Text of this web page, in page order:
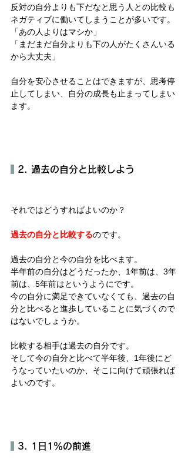
反対の自分よりも下だなと思う人との比較も
ネガティブに働いてしまうことが多いです。
「あの人よりはマシか」
「まだまだ自分よりも下の人がたくさんいる
から大丈夫」
自分を安心させることはできますが、思考停
止してしまい、自分の成長も止まってしまい
ます。
2. 過去の自分と比較しよう
それではどうすればよいのか？
過去の自分と比較するのです。
過去の自分と今の自分を比べます。
半年前の自分はどうだったか、1年前は、3年
前は、5年前はというようにです。
今の自分に満足できていなくても、過去の自
分と比べると進歩していることに気づくので
はないでしょうか。
比較する相手は過去の自分です。
そして今の自分と比べて半年後、1年後にど
うなっていたいのか、そこに向けて頑張れば
よいのです。
3. 1日1％の前進